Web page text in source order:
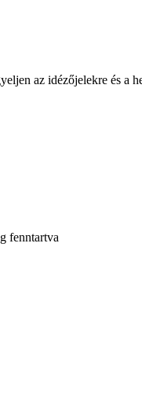
az idézőjelekre és a
fenntartva